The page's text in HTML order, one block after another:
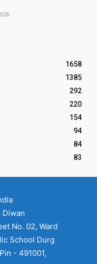
1658
1385
292
220
154
94
84
83
Diwan
No. 02, Ward
School Durg
- 491001,